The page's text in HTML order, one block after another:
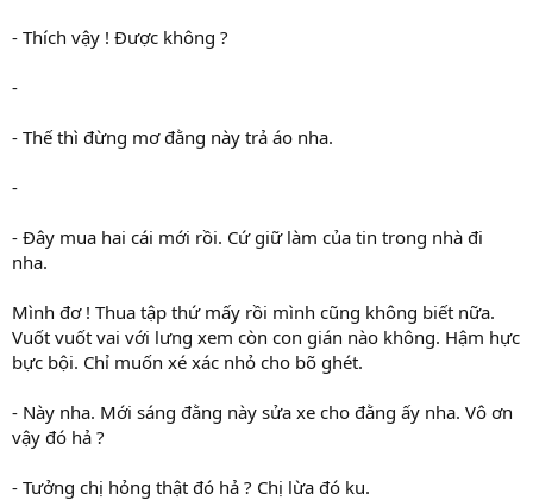
- Thích vậy ! Được không ?
-
- Thế thì đừng mơ đằng này trả áo nha.
-
- Đây mua hai cái mới rồi. Cứ giữ làm của tin trong nhà đi
nha.
Mình đơ ! Thua tập thứ mấy rồi mình cũng không biết nữa.
Vuốt vuốt vai với lưng xem còn con gián nào không. Hậm hực
bực bội. Chỉ muốn xé xác nhỏ cho bõ ghét.
- Này nha. Mới sáng đằng này sửa xe cho đằng ấy nha. Vô ơn
vậy đó hả ?
- Tưởng chị hỏng thật đó hả ? Chị lừa đó ku.